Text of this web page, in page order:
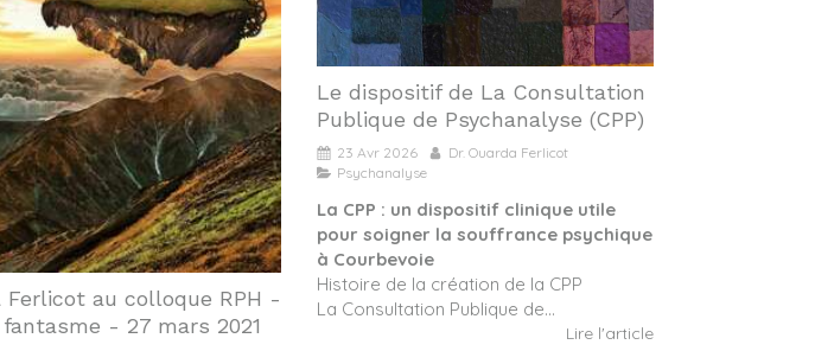
Ferlicot au colloque RPH -
- 27 mars 2021
Le dispositif de La Consultation
Publique de Psychanalyse (CPP)
23 Avr 2026
Dr. Ouarda Ferlicot
Psychanalyse
La CPP : un dispositif clinique utile
pour soigner la souffrance psychique
à Courbevoie
Histoire de la création de la CPP
La Consultation Publique de...
Lire l'article